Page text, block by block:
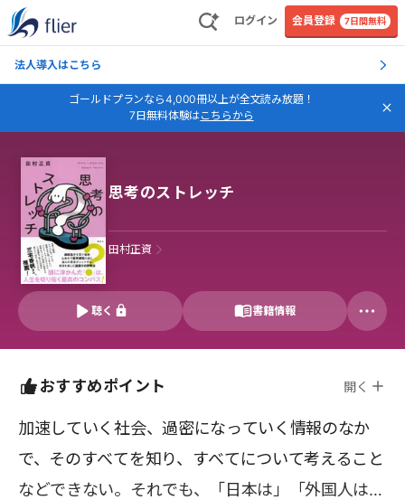
ログイン 会員登録 7日間無料
法人導入はこちら
ゴールドプランなら4,000冊以上が全文読み放題！
7日無料体験はこちらから
思考のストレッチ
田村正資
聴く 書籍情報
おすすめポイント 開く
加速していく社会、過密になっていく情報のなか
で、そのすべてを知り、すべてについて考えること
などできない。それでも、「日本は」「外国人は」